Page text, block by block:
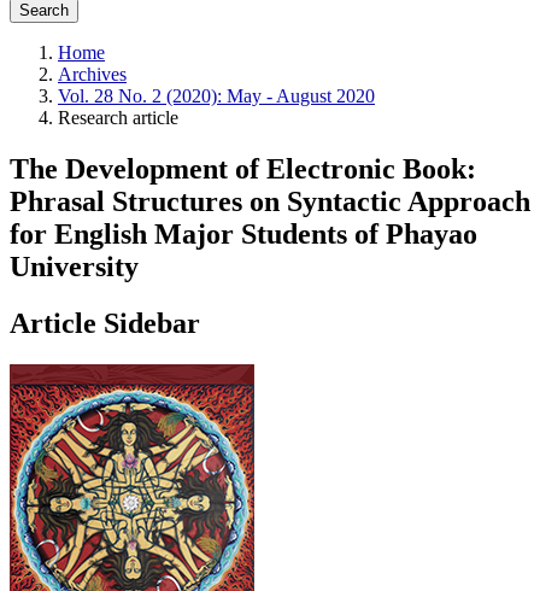
Search
Home
Archives
Vol. 28 No. 2 (2020): May - August 2020
Research article
The Development of Electronic Book:
Phrasal Structures on Syntactic Approach
for English Major Students of Phayao
University
Article Sidebar